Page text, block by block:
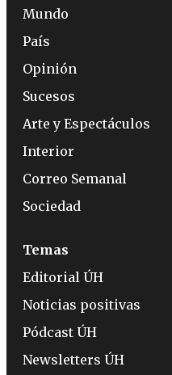
Mundo
País
Opinión
Sucesos
Arte y Espectáculos
Interior
Correo Semanal
Sociedad
Temas
Editorial ÚH
Noticias positivas
Pódcast ÚH
Newsletters ÚH